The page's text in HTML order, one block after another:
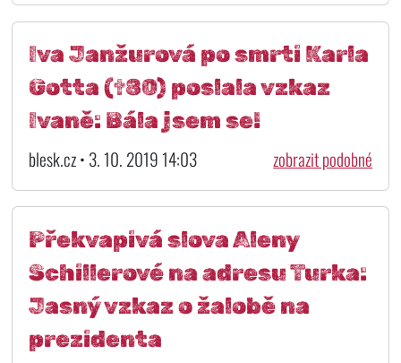
Iva Janžurová po smrti Karla
Gotta (†80) poslala vzkaz
Ivaně: Bála jsem se!
blesk.cz • 3. 10. 2019 14:03 zobrazit podobné
Překvapivá slova Aleny
Schillerové na adresu Turka:
Jasný vzkaz o žalobě na
prezidenta